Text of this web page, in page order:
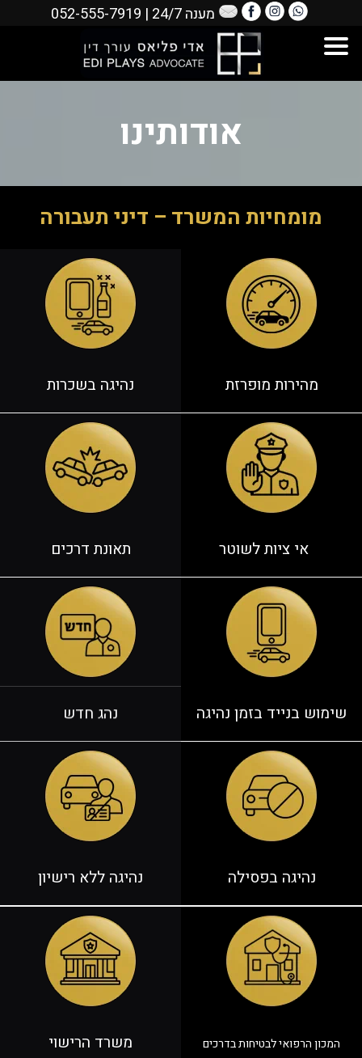
מענה 24/7 |
052-555-7919
אודותינו
מומחיות המשרד – דיני תעבורה
מהירות מופרזת נהיגה בשכרות
אי ציות לשוטר תאונת דרכים
שימוש בנייד בזמן נהיגה נהג חדש
נהיגה בפסילה נהיגה ללא רישיון
המכון הרפואי לבטיחות בדרכים משרד הרישוי